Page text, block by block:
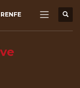
RENFE